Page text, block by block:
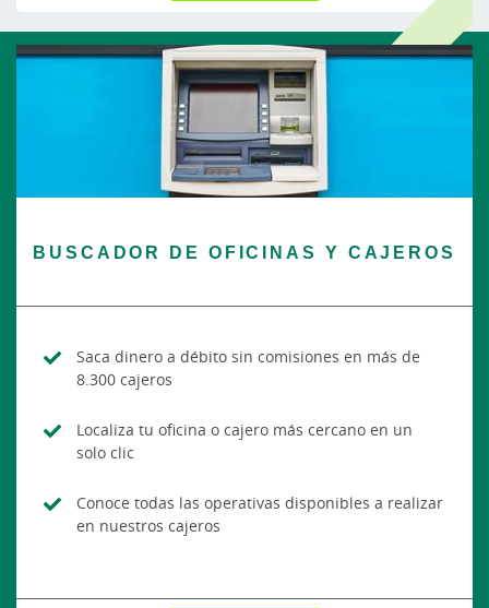
BUSCADOR DE OFICINAS Y CAJEROS
Saca dinero a débito sin comisiones en más de
8.300 cajeros
Localiza tu oficina o cajero más cercano en un
solo clic
Conoce todas las operativas disponibles a realizar
en nuestros cajeros